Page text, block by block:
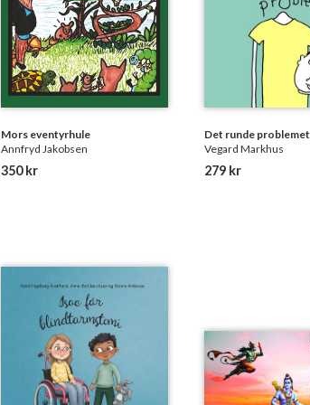
Mors eventyrhule
Annfryd Jakobsen
350 kr
Det runde problemet
Vegard Markhus
279 kr